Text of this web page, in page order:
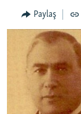
QANUNI DOĞRU
ARAŞDIRMA
MULTIMEDIA
VIDEO
FOTOQALEREYA
RADIO ARXIV
OXU ZALI
HAQQIMIZDA
Paylaş